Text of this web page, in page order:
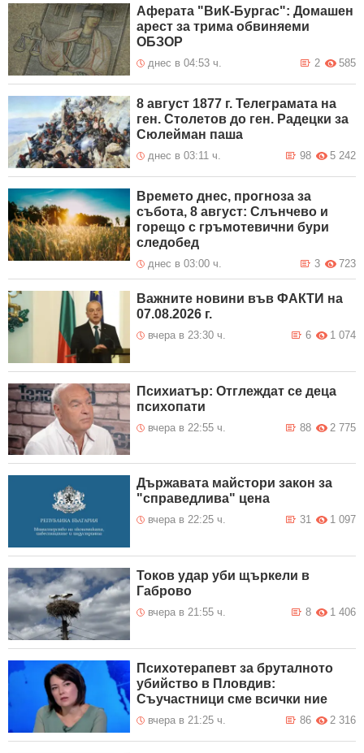
Аферата "ВиК-Бургас": Домашен
арест за трима обвиняеми
ОБЗОР
днес в 04:53 ч. 585
2
8 август 1877 г. Телеграмата на
ген. Столетов до ген. Радецки за
Сюлейман паша
днес в 03:11 ч. 5 242
98
Времето днес, прогноза за
събота, 8 август: Слънчево и
горещо с гръмотевични бури
следобед
днес в 03:00 ч. 723
3
Важните новини във ФАКТИ на
07.08.2026 г.
вчера в 23:30 ч. 1 074
6
Психиатър: Отглеждат се деца
психопати
вчера в 22:55 ч. 2 775
88
Държавата майстори закон за
"справедлива" цена
вчера в 22:25 ч. 1 097
31
Токов удар уби щъркели в
Габрово
вчера в 21:55 ч. 1 406
8
Психотерапевт за бруталното
убийство в Пловдив:
Съучастници сме всички ние
вчера в 21:25 ч. 2 316
86